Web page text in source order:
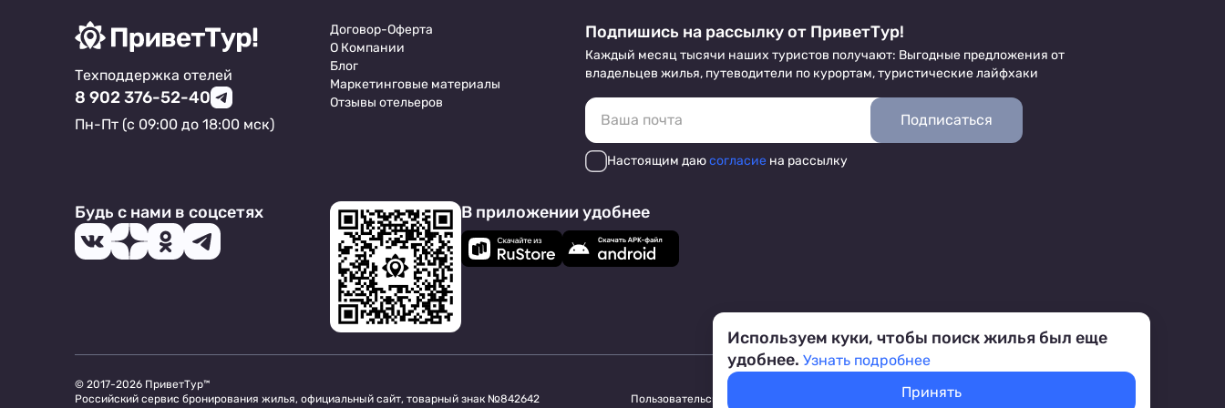
Техподдержка отелей
8 902 376-52-40
Пн-Пт (с 09:00 до 18:00 мск)
Договор-Оферта
О Компании
Блог
Маркетинговые материалы
Отзывы отельеров
Подпишись на рассылку от ПриветТур!
Каждый месяц тысячи наших туристов получают: Выгодные предложения от
владельцев жилья, путеводители по курортам, туристические лайфхаки
Подписаться
Настоящим даюсогласие на рассылку
Будь с нами в соцсетях В приложении удобнее
© 2017-2026 ПриветТур™
Российский сервис бронирования жилья, официальный сайт, товарный знак №842642
Пользовательское соглашение Обработка персональных данных
Используем куки, чтобы поиск жилья был еще
удобнее. Узнать подробнее
Принять